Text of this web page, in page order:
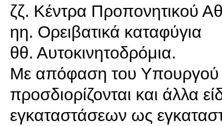
ζζ. Κέντρα Προπονητικού
ηη. Ορειβατικά καταφύγια
θθ. Αυτοκινητοδρόμια.
Με απόφαση του Υπουργού
προσδιορίζονται και άλλα
εγκαταστάσεων ως